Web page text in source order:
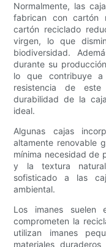
Normalmente, las
fabrican con cartón
cartón reciclado
virgen, lo que
biodiversidad.
durante su
lo que contribuye
resistencia de
durabilidad de la
ideal.
Algunas cajas
altamente renovable
mínima necesidad de
y la textura
sofisticado a las
ambiental.
Los imanes suelen
comprometen la
utilizan imanes
materiales